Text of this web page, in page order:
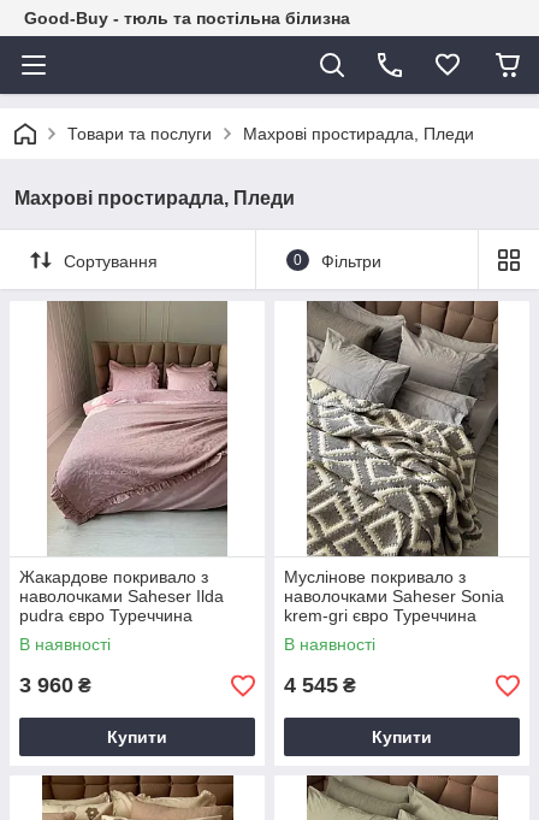
Good-Buy - тюль та постільна білизна
Товари та послуги Махрові простирадла, Пледи
Махрові простирадла, Пледи
Сортування 0 Фільтри
Жакардове покривало з
наволочками Saheser Ilda
pudra євро Туреччина
В наявності
3 960 ₴
Купити
Муслінове покривало з
наволочками Saheser Sonia
krem-gri євро Туреччина
В наявності
4 545 ₴
Купити